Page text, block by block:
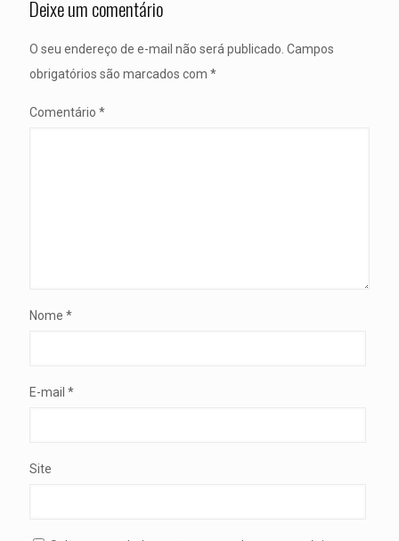
Deixe um comentário
O seu endereço de e-mail não será publicado. Campos
obrigatórios são marcados com *
Comentário *
Nome *
E-mail *
Site